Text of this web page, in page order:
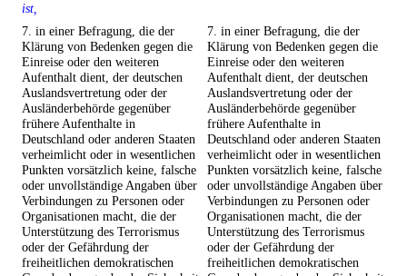
ist,
7. in einer Befragung, die der
Klärung von Bedenken gegen die
Einreise oder den weiteren
Aufenthalt dient, der deutschen
Auslandsvertretung oder der
Ausländerbehörde gegenüber
frühere Aufenthalte in
Deutschland oder anderen Staaten
verheimlicht oder in wesentlichen
Punkten vorsätzlich keine, falsche
oder unvollständige Angaben über
Verbindungen zu Personen oder
Organisationen macht, die der
Unterstützung des Terrorismus
oder der Gefährdung der
freiheitlichen demokratischen
7. in einer Befragung, die der
Klärung von Bedenken gegen die
Einreise oder den weiteren
Aufenthalt dient, der deutschen
Auslandsvertretung oder der
Ausländerbehörde gegenüber
frühere Aufenthalte in
Deutschland oder anderen Staaten
verheimlicht oder in wesentlichen
Punkten vorsätzlich keine, falsche
oder unvollständige Angaben über
Verbindungen zu Personen oder
Organisationen macht, die der
Unterstützung des Terrorismus
oder der Gefährdung der
freiheitlichen demokratischen